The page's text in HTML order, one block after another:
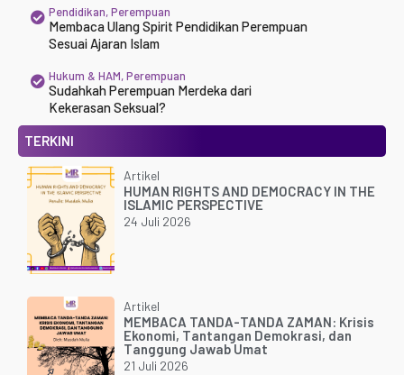
Pendidikan,Perempuan
Membaca Ulang Spirit Pendidikan Perempuan
Sesuai Ajaran Islam
Hukum & HAM,Perempuan
Sudahkah Perempuan Merdeka dari
Kekerasan Seksual?
TERKINI
Artikel
HUMAN RIGHTS AND DEMOCRACY IN THE
ISLAMIC PERSPECTIVE
24 Juli 2026
Artikel
MEMBACA TANDA-TANDA ZAMAN: Krisis
Ekonomi, Tantangan Demokrasi, dan
Tanggung Jawab Umat
21 Juli 2026